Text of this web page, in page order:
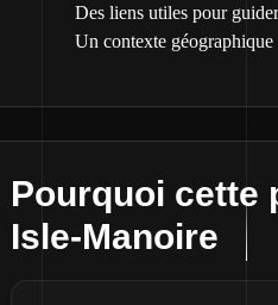
Des liens utiles pour
Un contexte
Pourquoi cette
Isle-Manoire